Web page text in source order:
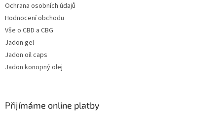
Ochrana osobních údajů
Hodnocení obchodu
Vše o CBD a CBG
Jadon gel
Jadon oil caps
Jadon konopný olej
Přijímáme online platby